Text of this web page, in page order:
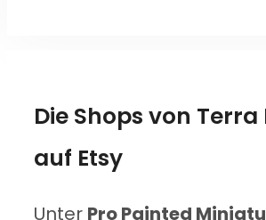
Die Shops von
auf Etsy
Unter Pro Painted